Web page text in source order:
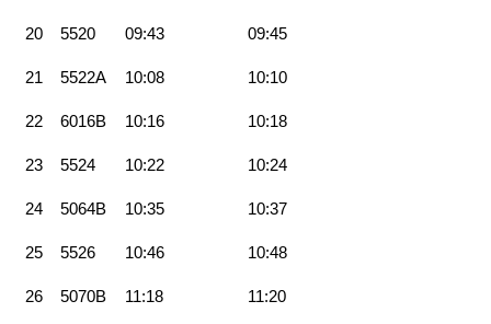
20 5520 09:43 09:45
21 5522A 10:08 10:10
22 6016B 10:16 10:18
23 5524 10:22 10:24
24 5064B 10:35 10:37
25 5526 10:46 10:48
26 5070B 11:18 11:20